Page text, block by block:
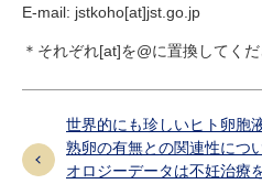
E-mail: jstkoho[at]jst.go.jp
＊それぞれ[at]を@に置換してくだ
世界的にも珍しいヒト卵胞
熟卵の有無との関連性につ
オロジーデータは不妊治療